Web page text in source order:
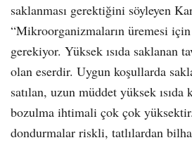
saklanması gerektiğini söyleyen
“Mikroorganizmaların üremesi için
gerekiyor. Yüksek ısıda saklanan
olan eserdir. Uygun koşullarda
satılan, uzun müddet yüksek ısıda
bozulma ihtimali çok çok
dondurmalar riskli, tatlılardan